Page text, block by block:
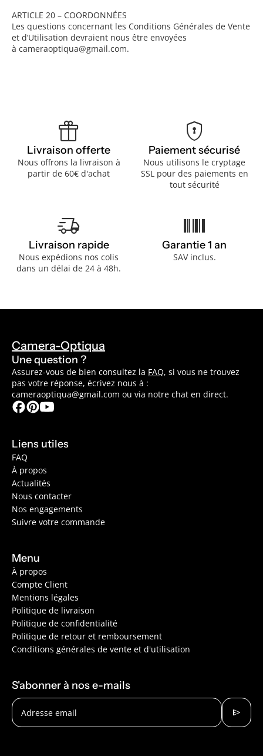
ARTICLE 20 – COORDONNÉES
Les questions concernant les Conditions Générales de Vente
et d’Utilisation devraient nous être envoyées
à cameraoptiqua@gmail.com.
featured_seasonal_and_gifts
Livraison offerte
Nous offrons la livraison à
partir de 60€ d'achat
encrypted
Paiement sécurisé
Nous utilisons le cryptage
SSL pour des paiements en
tout sécurité
delivery_truck_speed
Livraison rapide
Nous expédions nos colis
dans un délai de 24 à 48h.
barcode
Garantie 1 an
SAV inclus.
Camera-Optiqua
Une question ?
Assurez-vous de bien consultez la FAQ, si vous ne trouvez
pas votre réponse, écrivez nous à :
cameraoptiqua@gmail.com ou via notre chat en direct.
Liens utiles
FAQ
À propos
Actualités
Nous contacter
Nos engagements
Suivre votre commande
Menu
À propos
Compte Client
Mentions légales
Politique de livraison
Politique de confidentialité
Politique de retour et remboursement
Conditions générales de vente et d'utilisation
S'abonner à nos e-mails
Adresse email send